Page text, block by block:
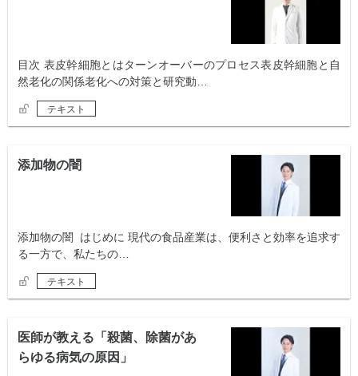
目次 表皮幹細胞とはターンオーバーのプロセス表皮幹細胞と自
然老化の関係老化への対策と研究動…
テキスト
添加物の闇
添加物の闇 はじめに 現代の食品産業は、便利さと効率を追求す
る一方で、私たちの…
テキスト
医師が教える「殺菌、除菌があ
らゆる病気の原因」